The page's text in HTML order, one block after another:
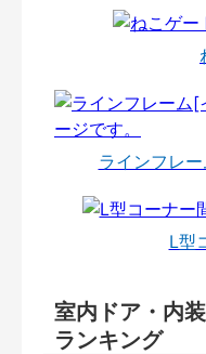
ラインフレ
L型
室内ドア・内
ランキング